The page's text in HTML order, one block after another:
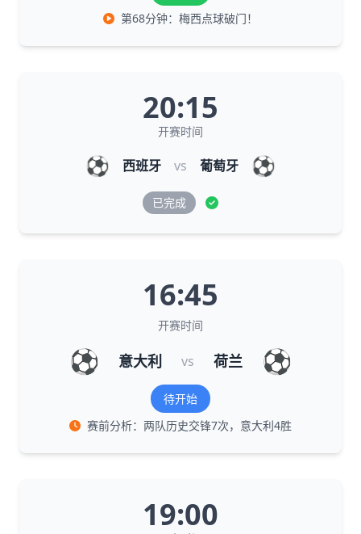
第68分钟：梅西点球破门！
20:15
开赛时间
⚽ 西班牙 vs 葡萄牙 ⚽
已完成
16:45
开赛时间
⚽ 意大利 vs 荷兰 ⚽
待开始
赛前分析：两队历史交锋7次，意大利4胜
19:00